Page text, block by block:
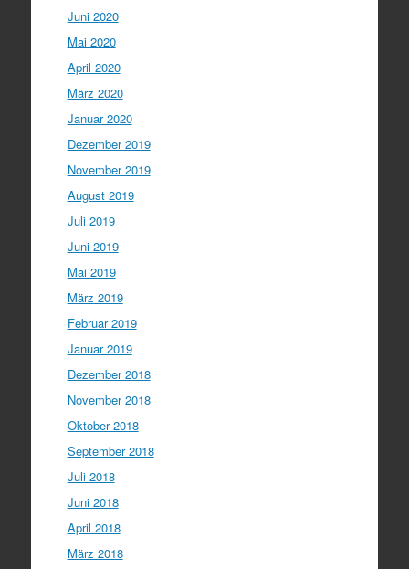
Juni 2020
Mai 2020
April 2020
März 2020
Januar 2020
Dezember 2019
November 2019
August 2019
Juli 2019
Juni 2019
Mai 2019
März 2019
Februar 2019
Januar 2019
Dezember 2018
November 2018
Oktober 2018
September 2018
Juli 2018
Juni 2018
April 2018
März 2018